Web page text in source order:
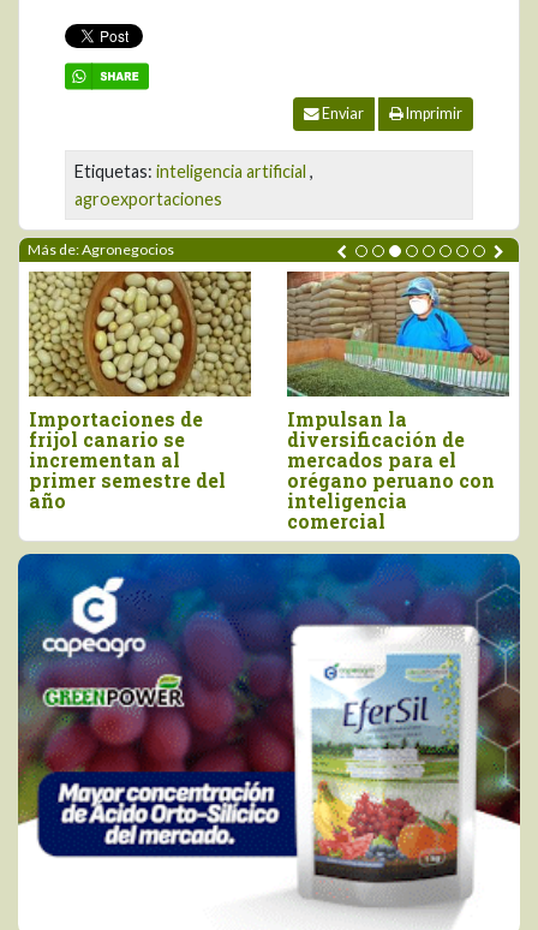
Enviar Imprimir
Etiquetas: inteligencia artificial ,
agroexportaciones
Más de: Agronegocios
Perú importó vino por
más de US$ 16,4
millones, entre enero
y junio
Tres pilares para
impulsar la
competitividad del
agro peruano